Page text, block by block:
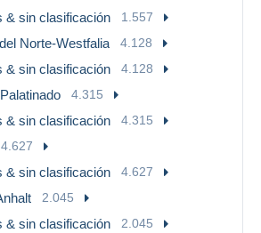
& sin clasificación 1.557
Norte-Westfalia 4.128
& sin clasificación 4.128
4.315
& sin clasificación 4.315
4.627
& sin clasificación 4.627
2.045
& sin clasificación 2.045